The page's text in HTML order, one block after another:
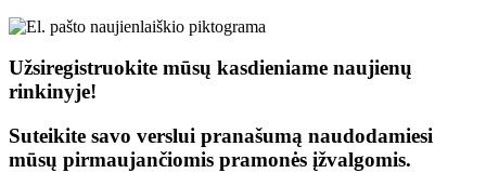
Užsiregistruokite mūsų kasdieniame naujienų
rinkinyje!
Suteikite savo verslui pranašumą naudodamiesi
mūsų pirmaujančiomis pramonės įžvalgomis.